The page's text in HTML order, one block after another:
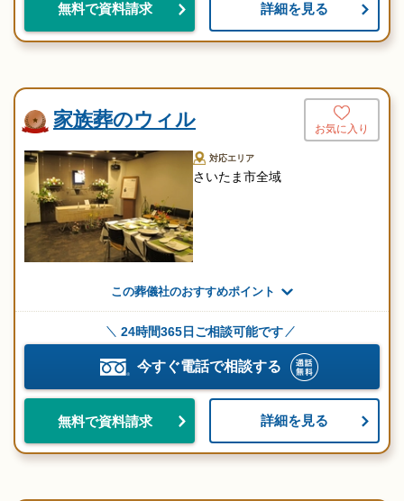
無料で資料請求 詳細を見る
家族葬のウィル お気に入り
対応エリア
さいたま市全域
この葬儀社のおすすめポイント
24時間365日ご相談可能です
今すぐ電話で相談する
無料で資料請求 詳細を見る